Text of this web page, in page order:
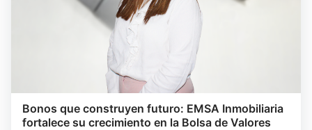
Bonos que construyen futuro: EMSA Inmobiliaria
fortalece su crecimiento en la Bolsa de Valores